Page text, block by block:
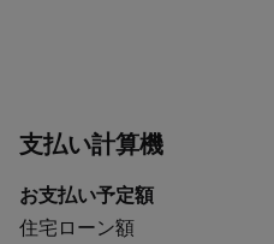
支払い計算機
お支払い予定額
住宅ローン額